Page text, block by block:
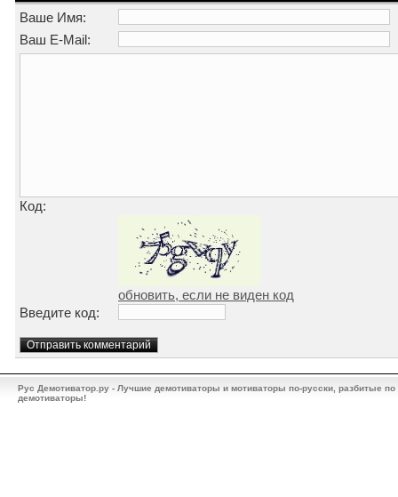
Ваше Имя:
Ваш E-Mail:
Код:
обновить, если не виден код
Введите код:
Рус Демотиватор.ру - Лучшие демотиваторы и мотиваторы по-русски, разбитые
демотиваторы!